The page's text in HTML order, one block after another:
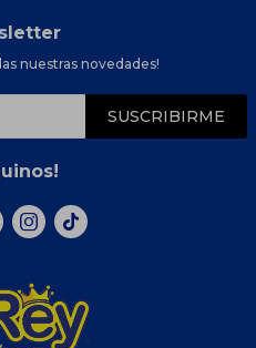
nuestras novedades!
SUSCRIBIRME
